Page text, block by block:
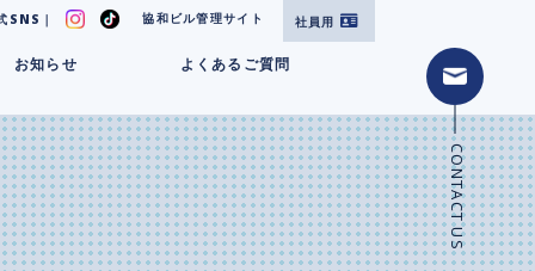
SNS｜ 協和ビル管理サイト 社員用
お知らせ よくあるご質問